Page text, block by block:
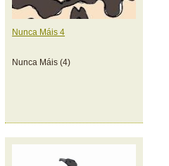
Nunca Máis 4
Nunca Máis (4)